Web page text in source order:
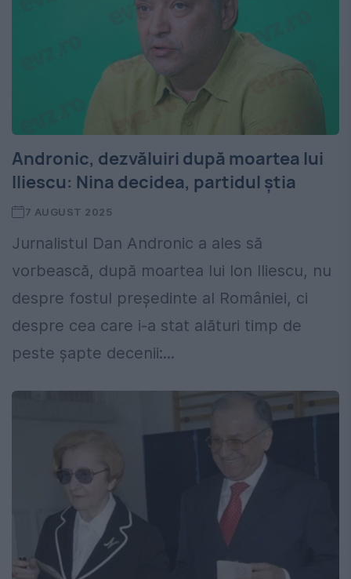
Andronic, dezvăluiri după moartea lui
Iliescu: Nina decidea, partidul știa
7 AUGUST 2025
Jurnalistul Dan Andronic a ales să
vorbească, după moartea lui Ion Iliescu, nu
despre fostul președinte al României, ci
despre cea care i-a stat alături timp de
peste șapte decenii:...